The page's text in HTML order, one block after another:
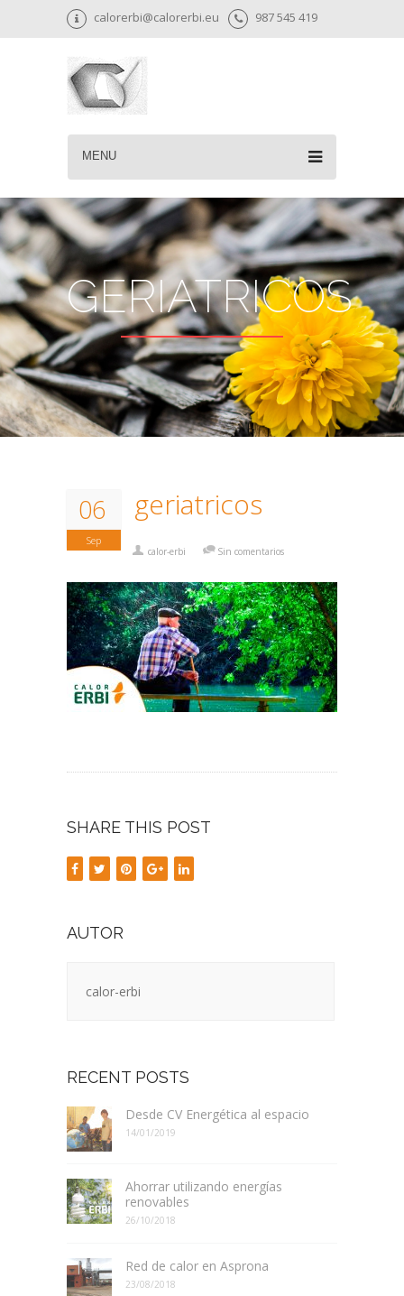
calorerbi@calorerbi.eu 987 545 419
MENU
GERIATRICOS
06
Sep
geriatricos
calor-erbi Sin comentarios
SHARE THIS POST
AUTOR
calor-erbi
RECENT POSTS
Desde CV Energética al espacio
14/01/2019
Ahorrar utilizando energías
renovables
26/10/2018
Red de calor en Asprona
23/08/2018